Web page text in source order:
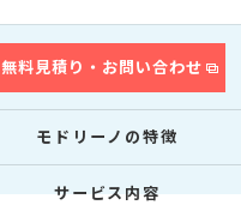
無料見積り・お問い合わせ
モドリーノの特徴
サービス内容